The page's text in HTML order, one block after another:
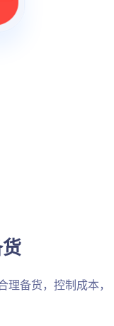
理备货，控制成本，